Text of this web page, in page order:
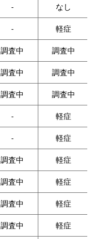
-
なし
-
軽症
調査中
調査中
調査中
調査中
調査中
調査中
-
軽症
-
軽症
調査中
軽症
調査中
軽症
調査中
軽症
調査中
軽症